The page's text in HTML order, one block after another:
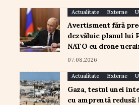
Actualitate Externe
Avertisment fără
dezvăluie planul lui
NATO cu drone
07.08.2026
Actualitate Externe
Gaza, testul unei
cu amprentă